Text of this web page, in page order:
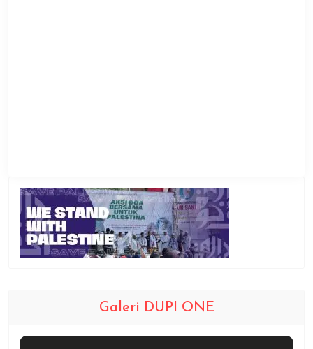
Galeri DUPI ONE